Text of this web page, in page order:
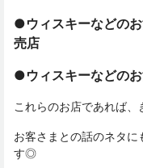
●ウィスキーなどの
売店
●ウィスキーなどの
これらのお店であれば、
お客さまとの話のネタ
す◎